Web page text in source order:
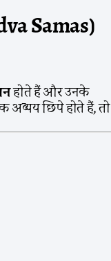
Samas)
होते हैं और उनके
अव्यय छिपे होते हैं, तो